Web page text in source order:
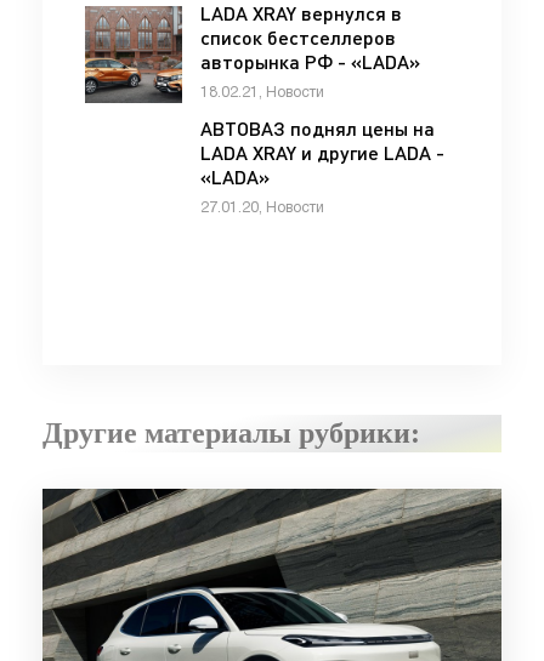
LADA XRAY вернулся в
список бестселлеров
авторынка РФ - «LADA»
18.02.21, Новости
АВТОВАЗ поднял цены на
LADA XRAY и другие LADA -
«LADA»
27.01.20, Новости
Другие материалы рубрики: